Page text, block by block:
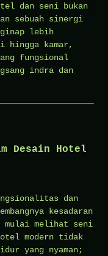
dan seni bukan
sebuah sinergi
lebih
hingga kamar,
fungsional
indra dan
Desain Hotel
dan
kesadaran
mulai melihat seni
modern tidak
yang nyaman;